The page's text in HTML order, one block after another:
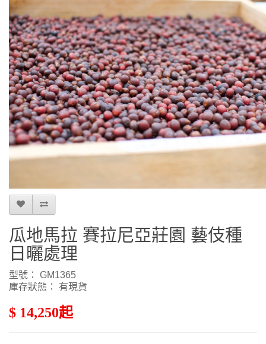
瓜地馬拉 賽拉尼亞莊園 藝伎種
日曬處理
型號： GM1365
庫存狀態： 有現貨
$ 14,250起